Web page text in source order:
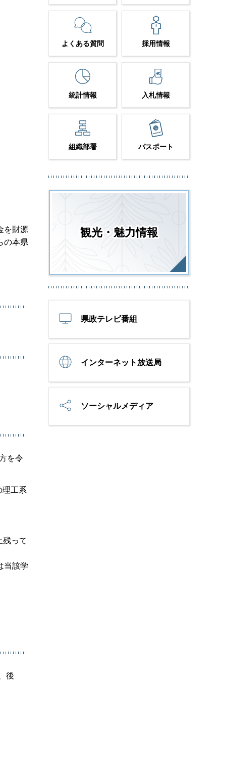
を財源
の本県
を令
理工系
残って
当該学
後
よくある質問 採用情報
統計情報 入札情報
組織部署 パスポート
観光・魅力情報
県政テレビ番組
インターネット放送局
ソーシャルメディア